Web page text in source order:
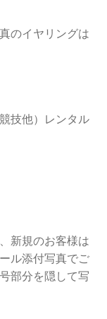
のイヤリングは
技他）レンタル
お客様は
ル添付写真でご
部分を隠して写